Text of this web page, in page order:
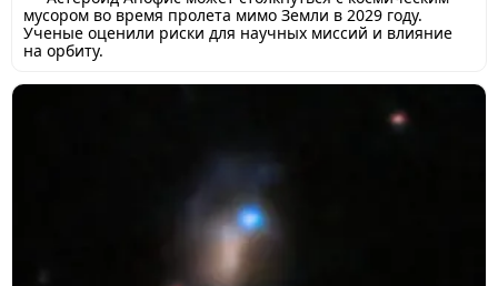
мусором во время пролета мимо Земли в 2029 году.
Ученые оценили риски для научных миссий и влияние
на орбиту.